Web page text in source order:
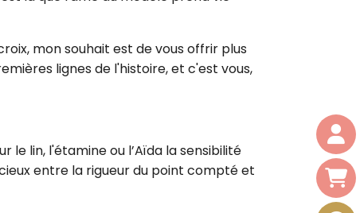
mon souhait est de vous offrir plus
lignes de l'histoire, et c'est vous,
lin, l'étamine ou l’Aïda la sensibilité
entre la rigueur du point compté et